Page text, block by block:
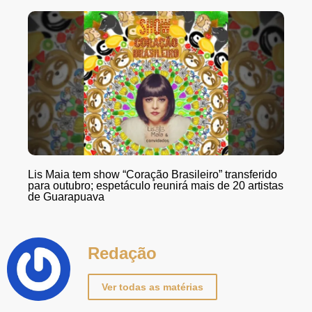
Lis Maia tem show “Coração Brasileiro” transferido
para outubro; espetáculo reunirá mais de 20 artistas
de Guarapuava
Redação
Ver todas as matérias